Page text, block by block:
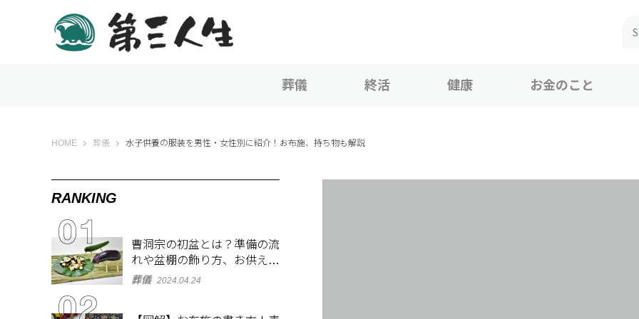
葬儀 終活 健康 お金のこと
HOME 第三人生 〜寄り道の歩き方〜
葬儀 水子供養の服装を男性・女性別に紹介！お布施、持ち物も解説
RANKING
曹洞宗の初盆とは？準備の流
れや盆棚の飾り方、お供え物
を解説
葬儀 2024.04.24